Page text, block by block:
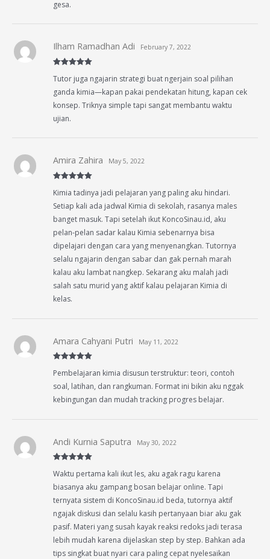
gesa.
of 5
Ilham Ramadhan Adi February 7, 2022
Tutor juga ngajarin strategi buat ngerjain soal pilihan
ganda kimia—kapan pakai pendekatan hitung, kapan cek
konsep. Triknya simple tapi sangat membantu waktu
ujian.
of 5
Amira Zahira May 5, 2022
Kimia tadinya jadi pelajaran yang paling aku hindari.
Setiap kali ada jadwal Kimia di sekolah, rasanya males
banget masuk. Tapi setelah ikut KoncoSinau.id, aku
pelan-pelan sadar kalau Kimia sebenarnya bisa
dipelajari dengan cara yang menyenangkan. Tutornya
selalu ngajarin dengan sabar dan gak pernah marah
kalau aku lambat nangkep. Sekarang aku malah jadi
salah satu murid yang aktif kalau pelajaran Kimia di
kelas.
of 5
Amara Cahyani Putri May 11, 2022
Pembelajaran kimia disusun terstruktur: teori, contoh
soal, latihan, dan rangkuman. Format ini bikin aku nggak
kebingungan dan mudah tracking progres belajar.
of 5
Andi Kurnia Saputra May 30, 2022
Waktu pertama kali ikut les, aku agak ragu karena
biasanya aku gampang bosan belajar online. Tapi
ternyata sistem di KoncoSinau.id beda, tutornya aktif
ngajak diskusi dan selalu kasih pertanyaan biar aku gak
pasif. Materi yang susah kayak reaksi redoks jadi terasa
lebih mudah karena dijelaskan step by step. Bahkan ada
tips singkat buat nyari cara paling cepat nyelesaikan